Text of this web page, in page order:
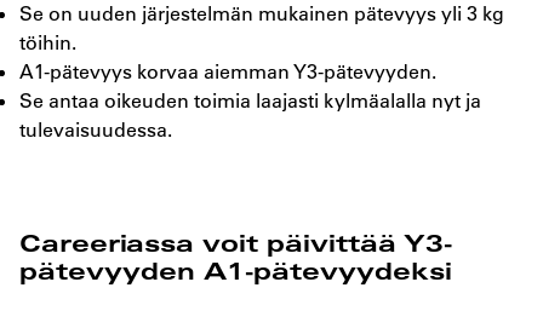
Se on uuden järjestelmän mukainen pätevyys yli 3 kg
töihin.
A1-pätevyys korvaa aiemman Y3-pätevyyden.
Se antaa oikeuden toimia laajasti kylmäalalla nyt ja
tulevaisuudessa.
Careeriassa voit päivittää Y3-
pätevyyden A1-pätevyydeksi